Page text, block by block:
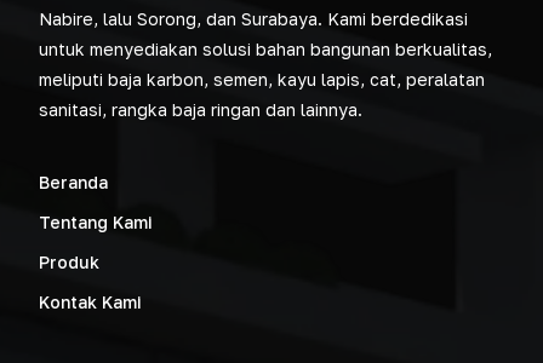
Nabire, lalu Sorong, dan Surabaya. Kami berdedikasi
untuk menyediakan solusi bahan bangunan berkualitas,
meliputi baja karbon, semen, kayu lapis, cat, peralatan
sanitasi, rangka baja ringan dan lainnya.
Beranda
Tentang Kami
Produk
Kontak Kami